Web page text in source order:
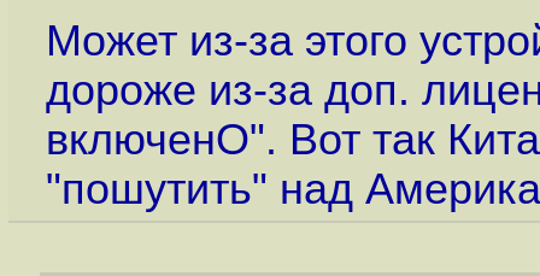
Может из-за этого
дороже из-за доп.
включенО". Вот так
"пошутить" над